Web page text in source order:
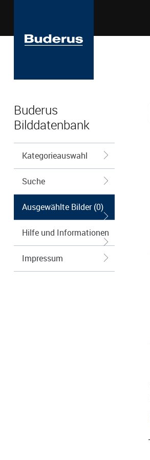
Buderus
Bilddatenbank
Kategorieauswahl
Suche
Ausgewählte Bilder (0)
Hilfe und Informationen
Impressum